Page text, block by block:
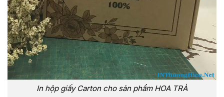
In hộp giấy Carton cho sản phẩm HOA TRÀ